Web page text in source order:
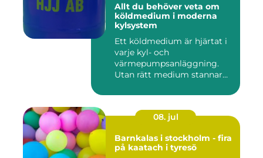
Allt du behöver veta om
köldmedium i moderna
kylsystem
Ett köldmedium är hjärtat i
varje kyl- och
värmepumpsanläggning.
Utan rätt medium stannar
08. jul
Barnkalas i stockholm - fira
på kaatach i tyresö